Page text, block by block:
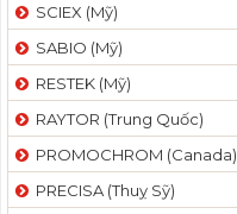
SCIEX (Mỹ)
SABIO (Mỹ)
RESTEK (Mỹ)
RAYTOR (Trung Quốc)
PROMOCHROM (Canada)
PRECISA (Thuỵ Sỹ)